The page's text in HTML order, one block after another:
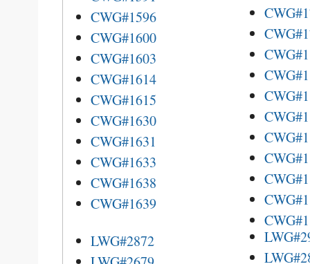
CWG#1596
CWG#1600
CWG#1603
CWG#1614
CWG#1615
CWG#1630
CWG#1631
CWG#1633
CWG#1638
CWG#1639
LWG#2872